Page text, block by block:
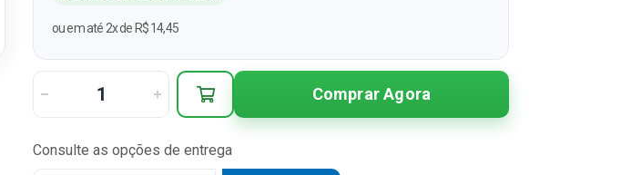
ou em até 2x de R$ 14,45
Comprar Agora
Consulte as opções de entrega